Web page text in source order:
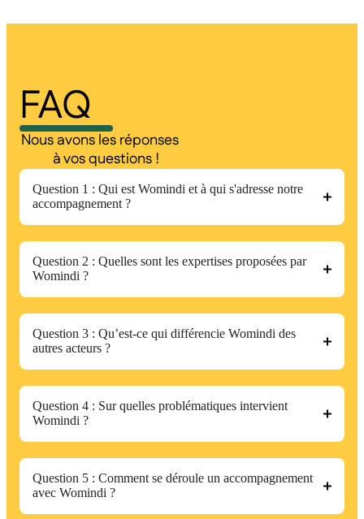
FAQ
Nous avons les réponses
à vos questions !
Question 1 : Qui est Womindi et à qui s'adresse notre
accompagnement ?
Question 2 : Quelles sont les expertises proposées par
Womindi ?
Question 3 : Qu’est-ce qui différencie Womindi des
autres acteurs ?
Question 4 : Sur quelles problématiques intervient
Womindi ?
Question 5 : Comment se déroule un accompagnement
avec Womindi ?